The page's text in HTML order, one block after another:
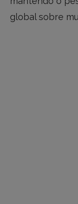
global sobre